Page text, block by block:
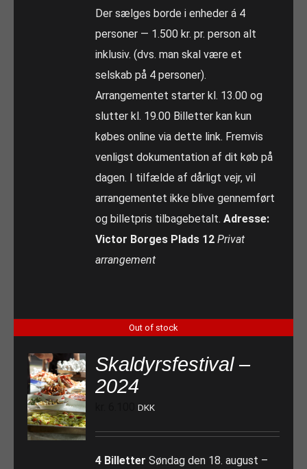
Der sælges borde i enheder á 4
personer — 1.500 kr. pr. person alt
inklusiv. (dvs. man skal være et
selskab på 4 personer).
Arrangementet starter kl. 13.00 og
slutter kl. 19.00 Billetter kan kun
købes online via dette link. Fremvis
venligst dokumentation af dit køb på
dagen. I tilfælde af dårligt vejr, vil
arrangementet ikke blive gennemført
og billetpris tilbagebetalt.Adresse:
Victor Borges Plads 12 Privat
arrangement
Out of stock
Skaldyrsfestival –
2024
DKK
4 Billetter Søndag den 18. august –